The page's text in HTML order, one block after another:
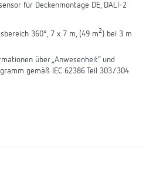
für Deckenmontage DE, DALI-2
360°, 7 x 7 m, (49 m2) bei 3 m
über „Anwesenheit“ und
gemäß IEC 62386 Teil 303/304